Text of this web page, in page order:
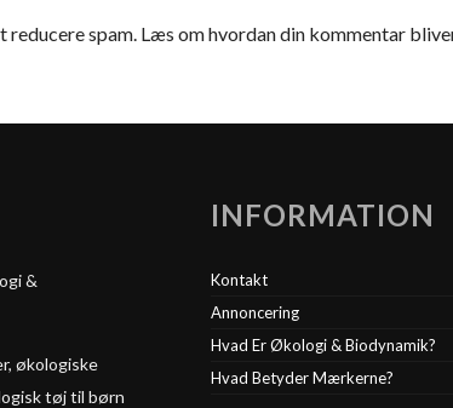
reducere spam. Læs om hvordan din kommentar
&
økologiske
tøj til børn
INFORMATION
Kontakt
Annoncering
Hvad Er Økologi & Biodynamik?
Hvad Betyder Mærkerne?